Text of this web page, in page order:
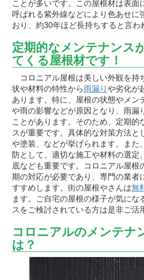
ことが多いです。この屋根材は表面
呼ばれる紫外線などにより色あせに
おり、約30年ほど長持ちすると言わ
定期的なメンテナンス
てくる屋根材です！
コロニアル屋根は美しい外観を持
状や材料の特性から雨漏り や劣化が
あります。特に、屋根の状態やメン
や雨の影響などが原因となり、雨漏
ことがあります。そのため、定期的
スが重要です。具体的な対策方法と
や塗装、などが挙げられます。また
防として、適切な施工や材料の選定
底なども重要です。コロニアル屋根
期の対応が必要であり、専門の業者
すすめします。街の屋根やさんは無
ます。ご自宅の屋根の様子が気にな
スをご検討されている方は是非ご活
コロニアルのメンテナ
は？